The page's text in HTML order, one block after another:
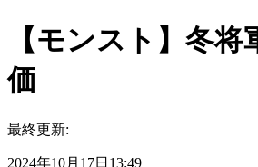
【モンスト】冬
価
最終更新:
2024年10月17日13:49